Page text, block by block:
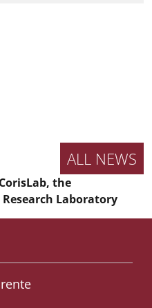
ALL NEWS
the
Laboratory